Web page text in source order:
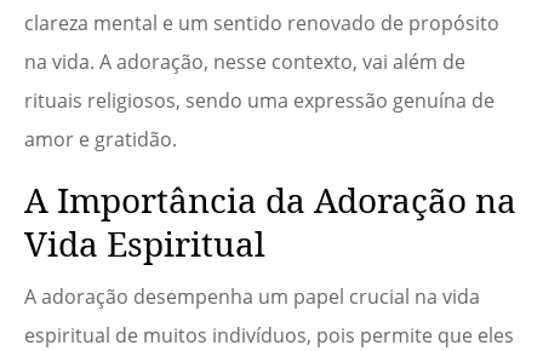
clareza mental e um sentido renovado de propósito
na vida. A adoração, nesse contexto, vai além de
rituais religiosos, sendo uma expressão genuína de
amor e gratidão.
A Importância da Adoração na
Vida Espiritual
A adoração desempenha um papel crucial na vida
espiritual de muitos indivíduos, pois permite que eles